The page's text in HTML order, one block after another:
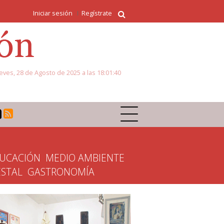
Iniciar sesión Regístrate
28 de Agosto de 2025 a las 18:01:40
MEDIO AMBIENTE
GASTRONOMÍA